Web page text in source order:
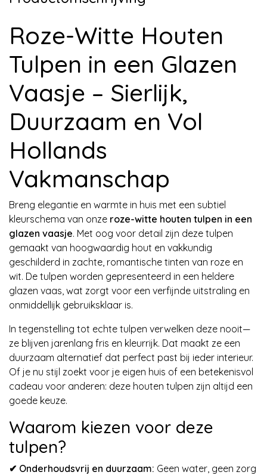
Roze-Witte Houten
Tulpen in een Glazen
Vaasje – Sierlijk,
Duurzaam en Vol
Hollands
Vakmanschap
Breng elegantie en warmte in huis met een subtiel
kleurschema van onze roze-witte houten tulpen in een
glazen vaasje. Met oog voor detail zijn deze tulpen
gemaakt van hoogwaardig hout en vakkundig
geschilderd in zachte, romantische tinten van roze en
wit. De tulpen worden gepresenteerd in een heldere
glazen vaas, wat zorgt voor een verfijnde uitstraling en
onmiddellijk gebruiksklaar is.
In tegenstelling tot echte tulpen verwelken deze nooit—
ze blijven jarenlang fris en kleurrijk. Dat maakt ze een
duurzaam alternatief dat perfect past bij ieder interieur.
Of je nu stijl zoekt voor je eigen huis of een betekenisvol
cadeau voor anderen: deze houten tulpen zijn altijd een
goede keuze.
Waarom kiezen voor deze
tulpen?
✔ Onderhoudsvrij en duurzaam: Geen water, geen zorg